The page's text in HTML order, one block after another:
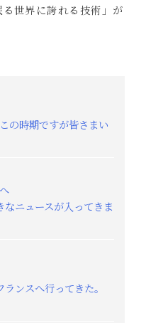
世界に誇れる技術」が
の時期ですが皆さまい
ニュースが入ってきま
ンスへ行ってきた。